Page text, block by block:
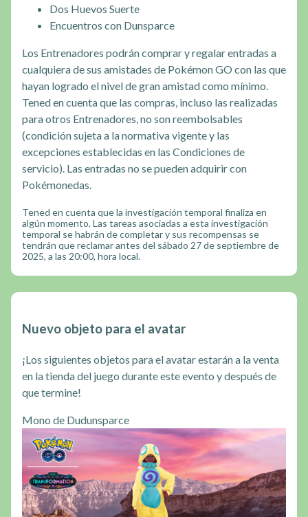
Dos Huevos Suerte
Encuentros con Dunsparce
Los Entrenadores podrán comprar y regalar entradas a
cualquiera de sus amistades de Pokémon GO con las que
hayan logrado el nivel de gran amistad como mínimo.
Tened en cuenta que las compras, incluso las realizadas
para otros Entrenadores, no son reembolsables
(condición sujeta a la normativa vigente y las
excepciones establecidas en las Condiciones de
servicio). Las entradas no se pueden adquirir con
Pokémonedas.
Tened en cuenta que la investigación temporal finaliza en
algún momento. Las tareas asociadas a esta investigación
temporal se habrán de completar y sus recompensas se
tendrán que reclamar antes del sábado 27 de septiembre de
2025, a las 20:00, hora local.
Nuevo objeto para el avatar
¡Los siguientes objetos para el avatar estarán a la venta
en la tienda del juego durante este evento y después de
que termine!
Mono de Dudunsparce